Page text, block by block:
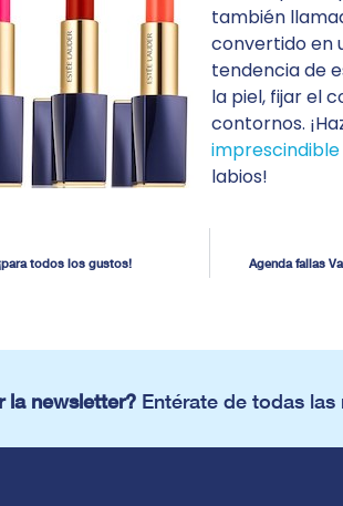
también
convertido en
tendencia de
la piel, fijar el
contornos.
labios!
todos los gustos! Agenda fallas
la newsletter? Entérate de todas